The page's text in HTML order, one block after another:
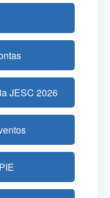
JESC 2026